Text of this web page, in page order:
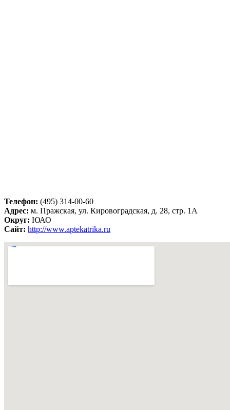
Телефон: (495) 314-00-60
Адрес: м. Пражская, ул. Кировоградская, д. 28, стр. 1А
Округ: ЮАО
Сайт: http://www.aptekatrika.ru